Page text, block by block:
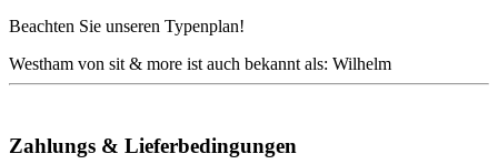
Beachten Sie unseren Typenplan!
Westham von sit & more ist auch bekannt als: Wilhelm
Zahlungs & Lieferbedingungen